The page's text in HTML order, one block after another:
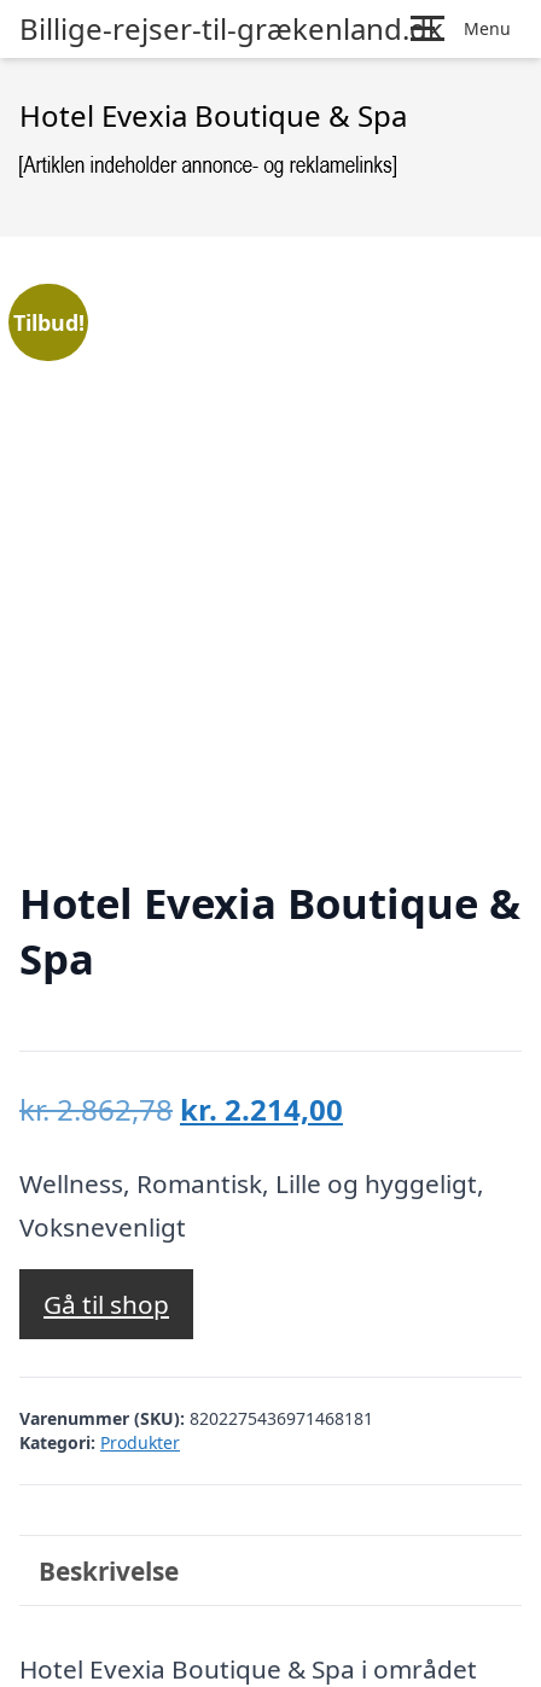
Billige-rejser-til-grækenland.dk Menu
Hotel Evexia Boutique & Spa
Tilbud!
Hotel Evexia Boutique &
Spa
kr.2.862,78 Den
pris
var:
kr. 2.862,78.
kr. 2.214,00
pris
Wellness, Romantisk, Lille og hyggeligt,
Voksnevenligt
Gå til shop
Varenummer (SKU): 8202275436971468181
Kategori: Produkter
Beskrivelse
Hotel Evexia Boutique & Spa i området